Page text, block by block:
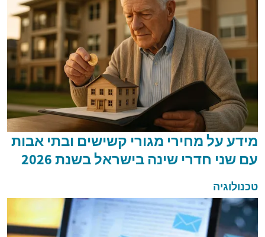
מידע על מחירי מגורי קשישים ובתי אבות
עם שני חדרי שינה בישראל בשנת 2026
טכנולוגיה